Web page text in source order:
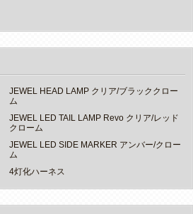
JEWEL HEAD LAMP クリア/ブラッククロー
ム
JEWEL LED TAIL LAMP Revo クリア/レッド
クローム
JEWEL LED SIDE MARKER アンバー/クロー
ム
4灯化ハーネス